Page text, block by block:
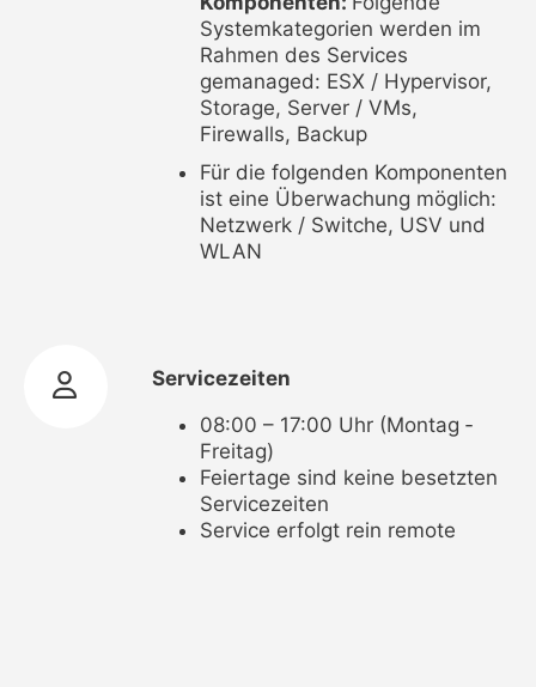
Systemkategorien werden im
Rahmen des Services
gemanaged: ESX / Hypervisor,
Storage, Server / VMs,
Firewalls, Backup
Für die folgenden Komponenten
ist eine Überwachung möglich:
Netzwerk / Switche, USV und
WLAN
Servicezeiten
08:00 – 17:00 Uhr (Montag ‐
Freitag)
Feiertage sind keine besetzten
Servicezeiten
Service erfolgt rein remote